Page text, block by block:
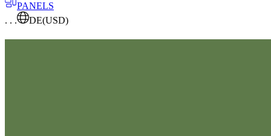
PANELS
. . .
DE(USD)